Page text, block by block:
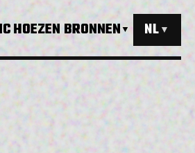
HOEZEN BRONNEN▼ NL▼